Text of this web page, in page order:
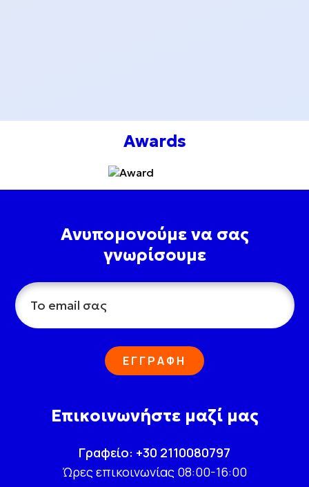
Ανυπομονούμε να σας
γνωρίσουμε
ΕΓΓΡΑΦΗ
Επικοινωνήστε μαζί μας
Γραφείο: +30 2110080797
Ώρες επικοινωνίας 08:00-16:00
Awards